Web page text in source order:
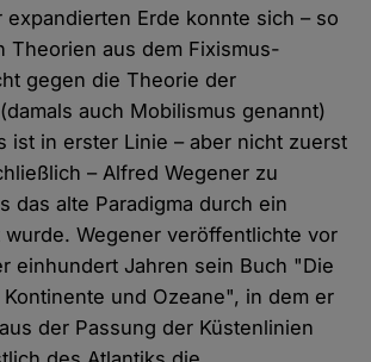
expandierten Erde konnte sich – so
Theorien aus dem Fixismus-
gegen die Theorie der
auch Mobilismus genannt)
ist in erster Linie – aber nicht zuerst
– Alfred Wegener zu
das alte Paradigma durch ein
Wegener veröffentlichte vor
einhundert Jahren sein Buch "Die
und Ozeane", in dem er
der Passung der Küstenlinien